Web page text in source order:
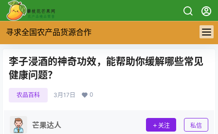
寻求全国农产品货源合作
李子浸酒的神奇功效，能帮助你缓解哪些常见
健康问题？
农品百科 3月17日 0
芒果达人 关注 私信